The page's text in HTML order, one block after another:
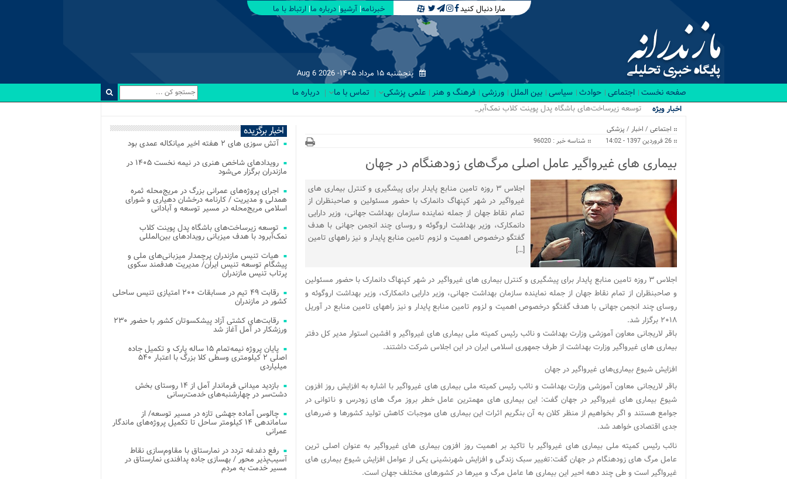
مارا دنبال کنید خبرنامه آرشیو درباره ما ارتباط با ما
پنجشنبه ۱۵ مرداد ۱۴۰۵- Aug 6 2026
صفحه نخست اجتماعی حوادث سیاسی بین الملل ورزشی فرهنگ و هنر علمی پزشکی تماس با ما درباره ما
اخبار ویژه توسعه زیرساخت‌های باشگاه پدل پوینت کلاب نمک‌آبرود با هدف.
اجتماعی / اخبار / پزشکی
26 فروردین 1397 - 14:02
شناسه خبر : 96020
بیماری های غیرواگیر عامل اصلی مرگ‌های زودهنگام در جهان
اجلاس ۳ روزه تامین منابع پایدار برای پیشگیری و کنترل بیماری های
غیرواگیر در شهر کپنهاگ دانمارک با حضور مسئولین و صاحبنظران از
تمام نقاط جهان از جمله نماینده سازمان بهداشت جهانی، وزیر دارایی
دانمکارک، وزیر بهداشت اروگوئه و روسای چند انجمن جهانی با هدف
گفتگو درخصوص اهمیت و لزوم تامین منابع پایدار و نیز راههای تامین
[…]
اجلاس ۳ روزه تامین منابع پایدار برای پیشگیری و کنترل بیماری های غیرواگیر در شهر کپنهاگ دانمارک با حضور مسئولین
و صاحبنظران از تمام نقاط جهان از جمله نماینده سازمان بهداشت جهانی، وزیر دارایی دانمکارک، وزیر بهداشت اروگوئه و
روسای چند انجمن جهانی با هدف گفتگو درخصوص اهمیت و لزوم تامین منابع پایدار و نیز راههای تامین منابع در آوریل
۲۰۱۸ برگزار شد.
باقر لاریجانی معاون آموزشی وزارت بهداشت و نائب رئیس کمیته ملی بیماری های غیرواگیر و افشین استوار مدیر کل دفتر
بیماری های غیرواگیر وزارت بهداشت از طرف جمهوری اسلامی ایران در این اجلاس شرکت داشتند.
افزایش شیوع بیماری‌های غیرواگیر در جهان
باقر لاریجانی معاون آموزشی وزارت بهداشت و نائب رئیس کمیته ملی بیماری های غیرواگیر با اشاره به افزایش روز افزون
شیوع بیماری های غیرواگیر در جهان گفت: این بیماری های مهمترین عامل خطر بروز مرگ های زودرس و ناتوانی در
جوامع هستند و اگر بخواهیم از منظر کلان به آن بنگریم اثرات این بیماری های موجبات کاهش تولید کشورها و ضررهای
جدی اقتصادی خواهد شد.
نائب رئیس کمیته ملی بیماری های غیرواگیر با تاکید بر اهمیت روز افزون بیماری های غیرواگیر به عنوان اصلی ترین
عامل مرگ های زودهنگام در جهان گفت:تغییر سبک زندگی و افزایش شهرنشینی یکی از عوامل افزایش شیوع بیماری های
غیرواگیر است و طی چند دهه احیر این بیماری ها عامل مرگ و میرها در کشورهای مختلف جهان است.
اخبار برگزیده
آتش‌ سوزی‌ های ۲ هفته اخیر میانکاله عمدی بود
رویدادهای شاخص هنری در نیمه نخست ۱۴۰۵ در
مازندران برگزار می‌شود
اجرای پروژه‌های عمرانی بزرگ در مریج‌محله ثمره
همدلی و مدیریت / کارنامه درخشان دهیاری و شورای
اسلامی مریج‌محله در مسیر توسعه و آبادانی
توسعه زیرساخت‌های باشگاه پدل پوینت کلاب
نمک‌آبرود با هدف میزبانی رویدادهای بین‌المللی
هیات تنیس مازندران پرچمدار میزبانی‌های ملی و
پیشگام توسعه تنیس ایران/ مدیریت هدفمند سکوی
پرتاب تنیس مازندران
رقابت ۴۹ تیم در مسابقات ۲۰۰ امتیازی تنیس ساحلی
کشور در مازندران
رقابت‌های کشتی آزاد پیشکسوتان کشور با حضور ۲۳۰
ورزشکار در آمل آغاز شد
پایان پروژه نیمه‌تمام ۱۵ ساله پارک و تکمیل جاده
اصلی ۲ کیلومتری وسطی کلا بزرگ با اعتبار ۵۴۰
میلیاردی
بازدید میدانی فرماندار آمل از ۱۴ روستای بخش
دشت‌سر در چهارشنبه‌های خدمت‌رسانی
چالوس آماده جهشی تازه در مسیر توسعه/ از
ساماندهی ۱۴ کیلومتر ساحل تا تکمیل پروژه‌های ماندگار
عمرانی
رفع دغدغه تردد در نمارستاق با مقاوم‌سازی نقاط
آسیب‌پذیر محور / بهسازی جاده پدافندی نمارستاق در
مسیر خدمت به مردم